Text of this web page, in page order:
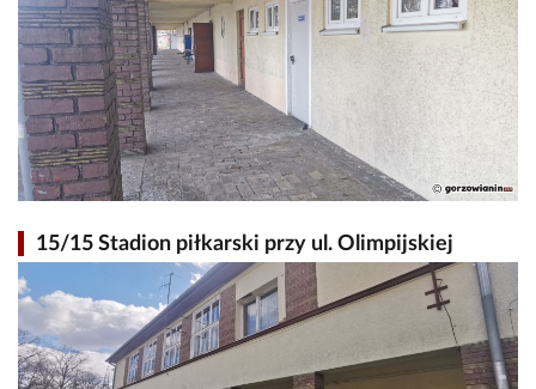
15/15 Stadion piłkarski przy ul. Olimpijskiej